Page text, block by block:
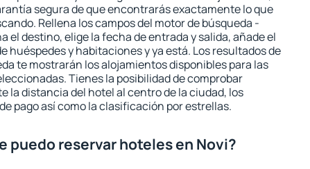
segura de que encontrarás exactamente lo que
Rellena los campos del motor de búsqueda -
el destino, elige la fecha de entrada y salida, añade el
huéspedes y habitaciones y ya está. Los resultados de
te mostrarán los alojamientos disponibles para las
Tienes la posibilidad de comprobar
la distancia del hotel al centro de la ciudad, los
pago así como la clasificación por estrellas.
puedo reservar hoteles en Novi?